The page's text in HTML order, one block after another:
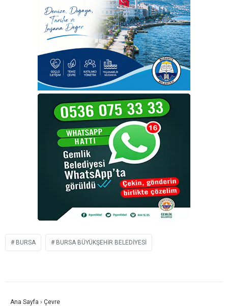
BURSA BURSA BÜYÜKŞEHIR BELEDIYESI
Ana Sayfa › Çevre